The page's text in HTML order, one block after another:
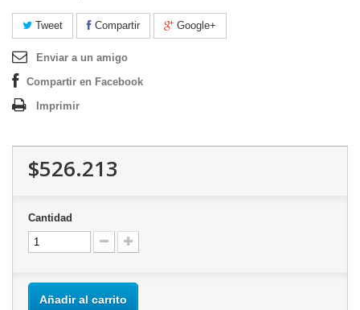
Tweet Compartir Google+
Enviar a un amigo
Compartir en Facebook
Imprimir
$526.213
Cantidad
Añadir al carrito